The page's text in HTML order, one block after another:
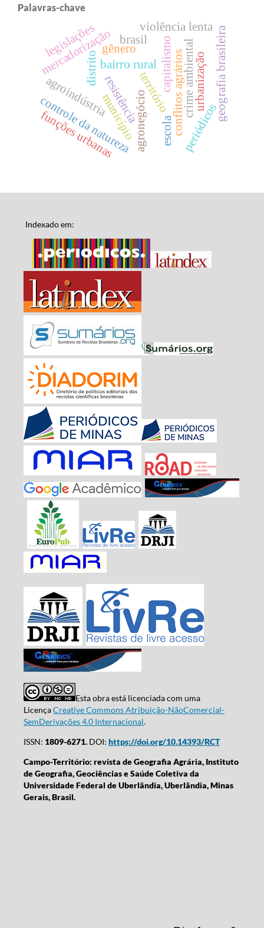
Palavras-chave
município
distrito bairro rural
escola
resistência conflitos agrários
agronegócio
mercadorização
controle da natureza
capitalismo
violência lenta
agroindústria crime ambiental
território
gênero geografia brasileira
periódicos
funções urbanas
legislações brasil
urbanização
Indexado em:
Esta obra está licenciada com uma
LicençaCreative Commons Atribuição-NãoComercial-
SemDerivações 4.0 Internacional.
ISSN: 1809-6271.DOI: https://doi.org/10.14393/RCT
Campo-Território: revista de Geografia Agrária, Instituto
de Geografia, Geociências e Saúde Coletiva da
Universidade Federal de Uberlândia, Uberlândia, Minas
Gerais, Brasil.